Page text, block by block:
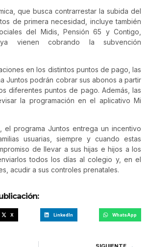
que busca contrarrestar la subida del
de primera necesidad, incluye también
del Midis, Pensión 65 y Contigo,
vienen cobrando la subvención
en los distintos puntos de pago, las
Juntos podrán cobrar sus abonos a partir
diferentes puntos de pago. Además, las
la programación en el aplicativo Mi
el programa Juntos entrega un incentivo
usuarias, siempre y cuando estas
de llevar a sus hijas e hijos a los
todos los días al colegio y, en el
acudir a sus controles prenatales.
X LinkedIn WhatsApp